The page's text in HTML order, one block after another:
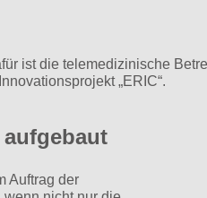
ist die telemedizinische
„ERIC“.
Auftrag der